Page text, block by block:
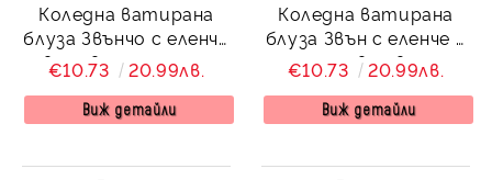
Коледна ватирана
блуза Звънчо с еленче
в червено с рогца
€10.73 20.99лв.
Виж детайли
Коледна ватирана
блуза Звън с еленче с
шал в сиво
€10.73 20.99лв.
Виж детайли